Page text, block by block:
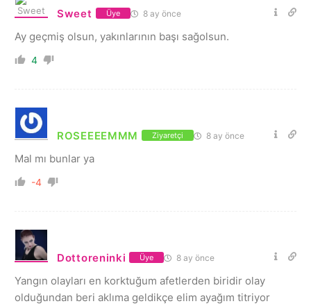
Sweet Üye 8 ay önce
Ay geçmiş olsun, yakınlarının başı sağolsun.
4
ROSEEEEMMM Ziyaretçi 8 ay önce
Mal mı bunlar ya
-4
Dottoreninki Üye 8 ay önce
Yangın olayları en korktuğum afetlerden biridir olay
olduğundan beri aklıma geldikçe elim ayağım titriyor